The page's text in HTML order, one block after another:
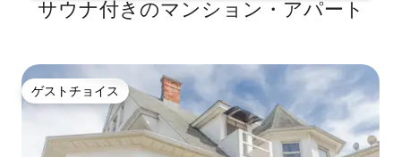
サウナ付きのマンション・アパート
ゲストチョイス
ゲストチョイス